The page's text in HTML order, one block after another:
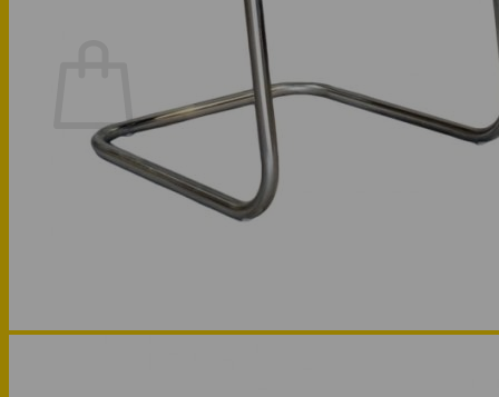
Chưa có sản phẩm trong giỏ hàng.
Quay trở lại cửa hàng